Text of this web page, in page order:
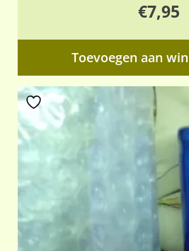
€7,95
Toevoegen aan